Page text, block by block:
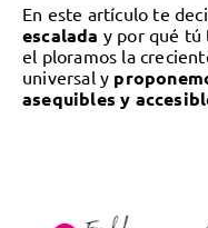
En este artículo te
escalada y por qué tú
el ploramos la
universal y
asequibles y